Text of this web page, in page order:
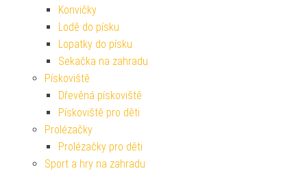
Konvičky
Lodě do písku
Lopatky do písku
Sekačka na zahradu
Pískoviště
Dřevěná pískoviště
Pískoviště pro děti
Prolézačky
Prolézačky pro děti
Sport a hry na zahradu